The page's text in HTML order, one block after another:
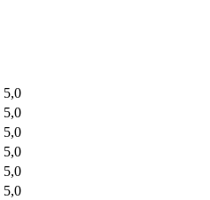
5,0
5,0
5,0
5,0
5,0
5,0